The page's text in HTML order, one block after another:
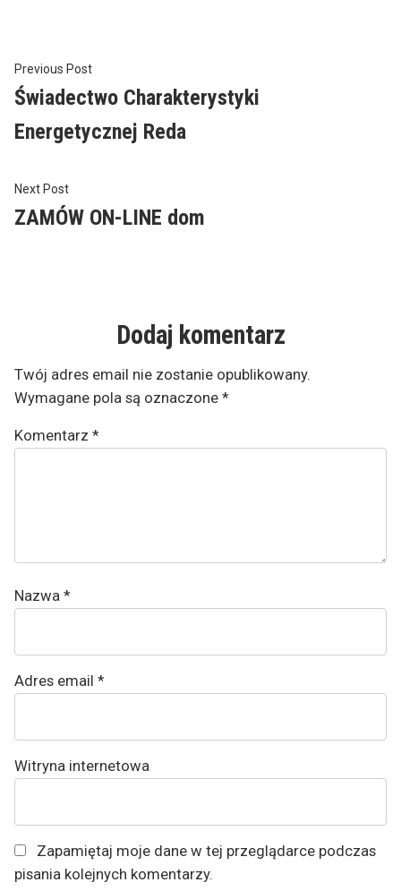
Nawigacja
wpisu
Previous PostPrevious
post:
Świadectwo Charakterystyki
Energetycznej Reda
Next PostNext
post:
ZAMÓW ON-LINE dom
Dodaj komentarz
Twój adres email nie zostanie opublikowany.
Wymagane pola są oznaczone *
Komentarz *
Nazwa *
Adres email *
Witryna internetowa
Zapamiętaj moje dane w tej przeglądarce podczas
pisania kolejnych komentarzy.